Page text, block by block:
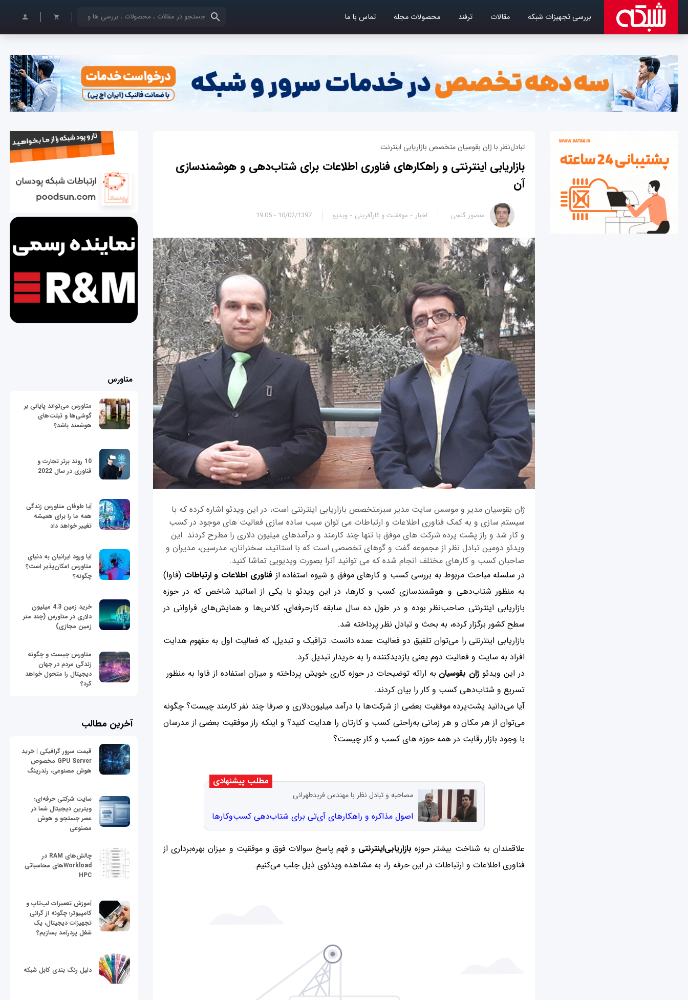
بررسی تجهیزات شبکه مقالات ترفند محصولات مجله تماس با ما کلمات کلیدی خود را وارد کنید
تبادل‌نظر با ژان‌ بقوسیان متخصص بازاریابی اینترنت
بازاریابی اینترنتی و راهکارهای فناوری اطلاعات برای شتاب‌دهی و هوشمندسازی
آن
10/02/1397 - 19:05 منصور گنجی اخبار موفقیت و کارآفرینی ویدیو
ژان بقوسیان مدیر و موسس سایت مدیر سبزمتخصص بازاریابی اینترنتی است، در این ویدئو اشاره کرده که با
سیستم سازی و به کمک فناوری اطلاعات و ارتباطات می توان سبب ساده سازی فعالیت های موجود در کسب
و کار شد و راز پشت پرده شرکت های موفق با تنها چند کارمند و درآمدهای میلیون دلاری را مطرح کردند. این
ویدئو دومین تبادل نظر از مجموعه گفت و گوهای تخصصی است که با استاتید، سخنرانان، مدرسین، مدیران و
صاحبان کسب و کارهای مختلف انجام شده که می توانید آنرا بصورت ویدیویی تماشا کنید.
در سلسله مباحث مربوط به بررسی کسب و کارهای موفق و شیوه استفاده ازفناوری اطلاعات و ارتباطات (فاوا)
به منظور شتاب‌دهی و هوشمند‌سازی کسب و کارها، در این ویدئو با یکی از اساتید شاخص که در حوزه
بازاریابی اینترنتی صاحب‌نظر بوده و در طول ده سال سابقه کارحرفه‌ای، کلاس‌ها و همایش‌های فراوانی در
سطح کشور برگزار کرده، به بحث و تبادل نظر پرداخته شد.
بازاریابی اینترنتی را می‌توان تلفیق دو فعالیت عمده دانست: ترافیک و تبدیل، که فعالیت اول به مفهوم هدایت
افراد به سایت و فعالیت دوم یعنی بازدید‌کننده را به خریدار تبدیل کرد.
در این ویدئوژان بقوسیان به ارائه توضیحات در حوزه کاری خویش پرداخته و میزان استفاده از فاوا به منظور
تسریع‌ و شتاب‌دهی کسب و کار را بیان کردند.
آیا می‌دانید پشت‌پرده موفقیت بعضی از شرکت‌ها با درآمد میلیون‌دلاری و صرفا چند نفر کارمند چیست؟ چگونه
می‌توان از هر مکان و هر زمانی به‌راحتی کسب و کارتان را هدایت کنید؟ و اینکه راز موفقیت بعضی از مدرسان
با وجود بازار رقابت در همه حوزه های کسب و کار چیست؟
مطلب پیشنهادی
مصاحبه و تبادل نظر با مهندس فربدطهرانی
اصول مذاکره و راهکارهای آی‌تی برای شتاب‌دهی کسب‌وکارها
علاقمندان به شناخت بیشتر حوزه بازاریابی‌اینترنتی و فهم پاسخ سوالات فوق و موفقیت و میزان بهره‌برداری از
فناوری اطلاعات و ارتباطات در این حرفه را، به مشاهده ویدئوی ذیل جلب می‌کنیم.
متاورس
متاورس می‌تواند پایانی بر
گوشی‌ها و تبلت‌های
هوشمند باشد؟
10 روند برتر تجارت و
فناوری در سال 2022
آیا طوفان متاورس زندگی
همه ما را برای همیشه
تغییر خواهد داد
آیا ورود ایرانیان به دنیای
متاورس امکان‌پذیر است؟
چگونه؟
خرید زمین 4.3 میلیون
دلاری در متاورس (چند متر
زمین مجازی)
متاورس چیست و چگونه
زندگی مردم در جهان
دیجیتال را متحول خواهد
کرد؟
آخرین مطالب
قیمت سرور گرافیکی | خرید
GPU Server مخصوص
هوش مصنوعی، رندرینگ
سایت شرکتی حرفه‌ای؛
ویترین دیجیتال شما در
عصر جستجو و هوش
مصنوعی
چالش‌های RAM در
Workloadهای محاسباتی
HPC
آموزش تعمیرات لپ‌تاپ و
کامپیوتر؛ چگونه از گرانی
تجهیزات دیجیتال، یک
شغل پردرآمد بسازیم؟
دلیل رنگ بندی کابل شبکه